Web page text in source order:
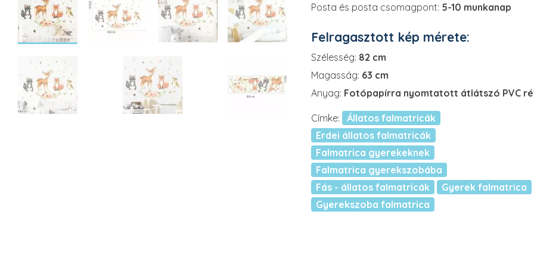
Posta és posta csomagpont: 5-10 munkanap
Felragasztott kép mérete:
Szélesség: 82 cm
Magasság: 63 cm
Anyag: Fotópapírra nyomtatott átlátszó PVC
Címke:
Állatos falmatricák
Erdei állatos falmatricák
Falmatrica gyerekeknek
Falmatrica gyerekszobába
Fás - állatos falmatricák
Gyerek falmatrica
Gyerekszoba falmatrica